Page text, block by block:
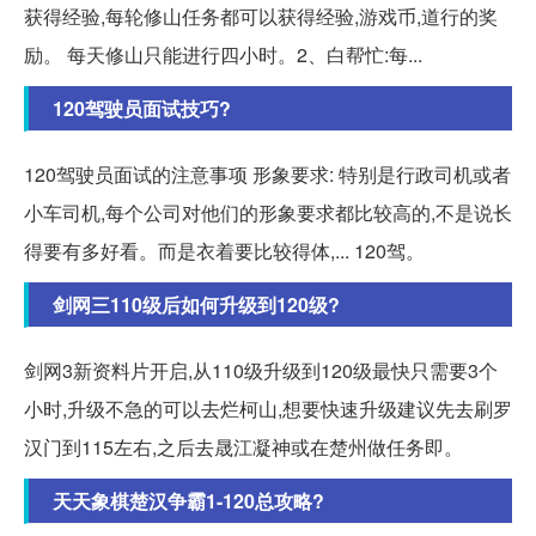
获得经验,每轮修山任务都可以获得经验,游戏币,道行的奖
励。 每天修山只能进行四小时。2、白帮忙:每...
120驾驶员面试技巧?
120驾驶员面试的注意事项 形象要求: 特别是行政司机或者
小车司机,每个公司对他们的形象要求都比较高的,不是说长
得要有多好看。而是衣着要比较得体,... 120驾。
剑网三110级后如何升级到120级?
剑网3新资料片开启,从110级升级到120级最快只需要3个
小时,升级不急的可以去烂柯山,想要快速升级建议先去刷罗
汉门到115左右,之后去晟江凝神或在楚州做任务即。
天天象棋楚汉争霸1-120总攻略?